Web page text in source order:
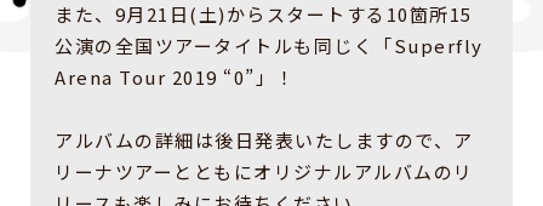
また、9月21日(土)からスタートする10箇所15
公演の全国ツアータイトルも同じく「Superfly
Arena Tour 2019 “0”」！
アルバムの詳細は後日発表いたしますので、ア
リーナツアーとともにオリジナルアルバムのリ